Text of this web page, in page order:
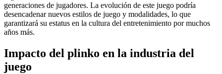
generaciones de jugadores. La evolución de este juego podría
desencadenar nuevos estilos de juego y modalidades, lo que
garantizará su estatus en la cultura del entretenimiento por muchos
años más.
Impacto del plinko en la industria del
juego